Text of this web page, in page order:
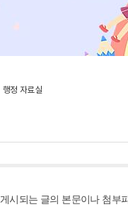
행정 자료실
게시되는 글의 본문이나 첨부